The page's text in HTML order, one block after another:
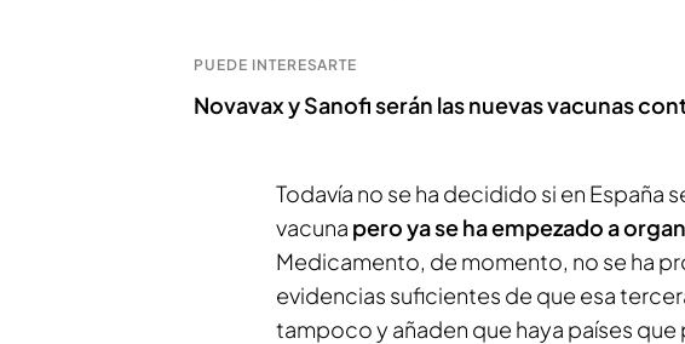
PUEDE INTERESARTE
Novavax y Sanofi serán las nuevas vacunas
Todavía no se ha decidido si en España
vacuna pero ya se ha empezado a
Medicamento, de momento, no se ha
evidencias suficientes de que esa
tampoco y añaden que haya países